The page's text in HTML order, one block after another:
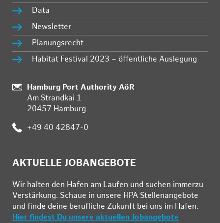
Data
Newsletter
Planungsrecht
Habitat Festival 2023 – öffentliche Auslegung
Standort:
Hamburg Port Authority AöR
Am Strandkai 1
20457 Hamburg
Telefon:
+49 40 42847-0
AKTUELLE JOBANGEBOTE
Wir hal­ten den Ha­fen am Lau­fen und su­chen im­mer­zu
Ver­stär­kung. Schau­e in un­se­re HPA Stel­len­an­ge­bo­te
und fin­de deine be­ruf­li­che Zu­kunft bei uns im Ha­fen.
Hier findest Du unsere aktuellen Jobangebote